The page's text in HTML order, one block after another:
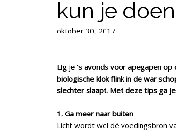
kun je
oktober 30, 2017
Lig je ’s avonds voor apegapen
biologische klok flink in de war
slechter slaapt. Met deze tips ga
1. Ga meer naar buiten
Licht wordt wel dé voedingsbron